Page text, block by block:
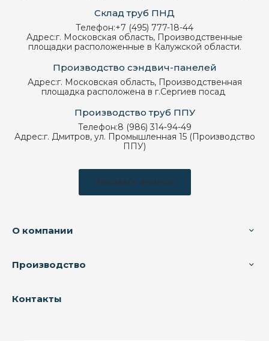
Склад труб ПНД
Телефон:+7 (495) 777-18-44
Адрес:г. Московская область, Производственные
площадки расположенные в Калужской области.
Производство сэндвич-панелей
Адрес:г. Московская область, Производственная
площадка расположена в г.Сергиев посад
Производство труб ППУ
Телефон:8 (986) 314-94-49
Адрес:г. Дмитров, ул. Промышленная 15 (Производство
ППУ)
Заказать звонок
О компании
Производство
Контакты